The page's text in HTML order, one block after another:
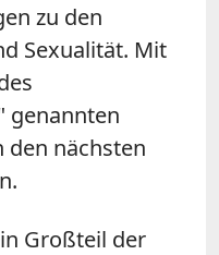
zu den
Sexualität. Mit
genannten
nächsten
Großteil der